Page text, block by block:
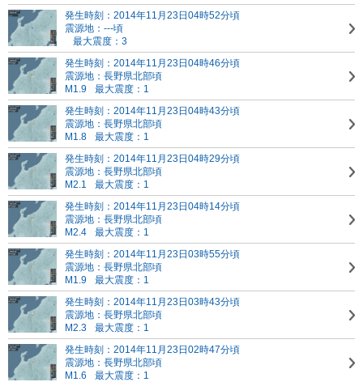
発生時刻：2014年11月23日04時52分頃
震源地：---頃
最大震度：3
発生時刻：2014年11月23日04時46分頃
震源地：長野県北部頃
M1.9
最大震度：1
発生時刻：2014年11月23日04時43分頃
震源地：長野県北部頃
M1.8
最大震度：1
発生時刻：2014年11月23日04時29分頃
震源地：長野県北部頃
M2.1
最大震度：1
発生時刻：2014年11月23日04時14分頃
震源地：長野県北部頃
M2.4
最大震度：1
発生時刻：2014年11月23日03時55分頃
震源地：長野県北部頃
M1.9
最大震度：1
発生時刻：2014年11月23日03時43分頃
震源地：長野県北部頃
M2.3
最大震度：1
発生時刻：2014年11月23日02時47分頃
震源地：長野県北部頃
M1.6
最大震度：1